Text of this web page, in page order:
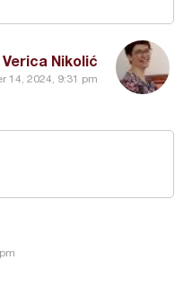
Verica Nikolić
14, 2024, 9:31 pm